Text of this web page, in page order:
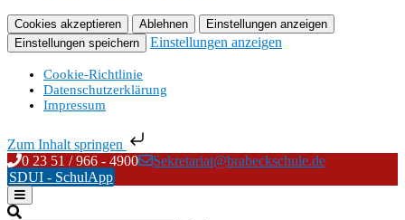
Cookies akzeptieren Ablehnen
Einstellungen anzeigen
Einstellungen speichern
Einstellungen anzeigen
Cookie-Richtlinie
Datenschutzerklärung
Impressum
Zum Inhalt springen
Skip
to
content
0 23 51 / 966 - 4900
Sekretariat@brabeckschule.de
SDUI - SchulApp